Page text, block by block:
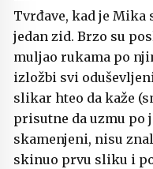
Tvrđave, kad je Mika
jedan zid. Brzo su
muljao rukama po
izložbi svi
slikar hteo da kaže
prisutne da uzmu
skamenjeni, nisu
skinuo prvu sliku i